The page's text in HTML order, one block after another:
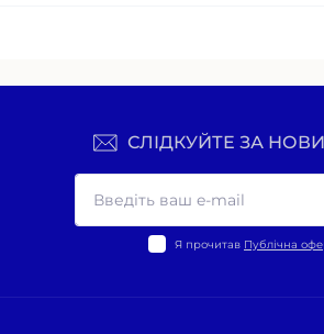
СЛІДКУЙТЕ ЗА
Я прочитав Публічна